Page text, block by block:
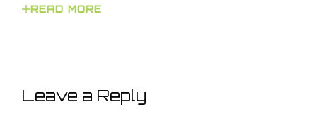
READ MORE
Leave a Reply